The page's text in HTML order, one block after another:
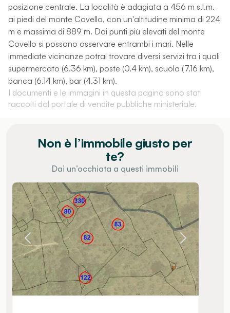
posizione centrale. La località è adagiata a 456 m s.l.m.
ai piedi del monte Covello, con un'altitudine minima di 224
m e massima di 889 m. Dai punti più elevati del monte
Covello si possono osservare entrambi i mari. Nelle
immediate vicinanze potrai trovare diversi servizi tra i quali
supermercato (6.36 km), poste (0.4 km), scuola (7.16 km),
banca (6.14 km), bar (4.31 km).
I documenti e le immagini in questa pagina sono stati
raccolti dal portale di vendite pubbliche ministeriale.
Non è l’immobile giusto per
te?
Dai un’occhiata a questi immobili